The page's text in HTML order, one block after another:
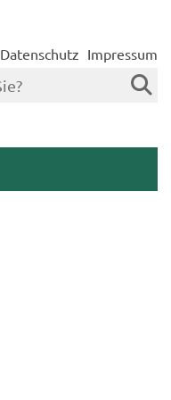
Datenschutz Impressum